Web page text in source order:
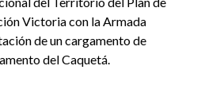
Victoria con la Armada
de un cargamento de
del Caquetá.